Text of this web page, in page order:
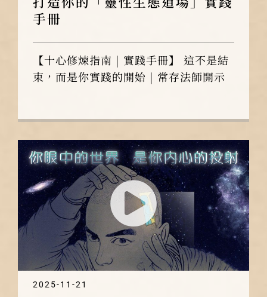
手冊
【十心修煉指南 | 實踐手冊】 這不是結
束，而是你實踐的開始 | 常存法師開示
2025-11-21